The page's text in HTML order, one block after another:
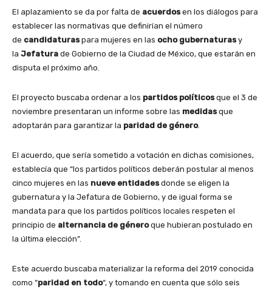
El aplazamiento se da por falta de acuerdosen los diálogos para
establecer las normativas que definirían el número
de candidaturaspara mujeres en las ocho gubernaturasy
la Jefatura de Gobierno de la Ciudad de México, que estarán en
disputa el próximo año.
El proyecto buscaba ordenar a los partidos políticosque el 3 de
noviembre presentaran un informe sobre las medidasque
adoptarán para garantizar la paridad de género.
El acuerdo, que sería sometido a votación en dichas comisiones,
establecía que “los partidos políticos deberán postular al menos
cinco mujeres en las nueve entidadesdonde se eligen la
gubernatura y la Jefatura de Gobierno, y de igual forma se
mandata para que los partidos políticos locales respeten el
principio de alternancia de géneroque hubieran postulado en
la última elección”.
Este acuerdo buscaba materializar la reforma del 2019 conocida
como “paridad en todo“, y tomando en cuenta que sólo seis